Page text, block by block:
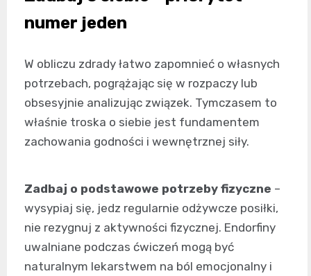
numer jeden
W obliczu zdrady łatwo zapomnieć o własnych
potrzebach, pogrążając się w rozpaczy lub
obsesyjnie analizując związek. Tymczasem to
właśnie troska o siebie jest fundamentem
zachowania godności i wewnętrznej siły.
Zadbaj o podstawowe potrzeby fizyczne –
wysypiaj się, jedz regularnie odżywcze posiłki,
nie rezygnuj z aktywności fizycznej. Endorfiny
uwalniane podczas ćwiczeń mogą być
naturalnym lekarstwem na ból emocjonalny i